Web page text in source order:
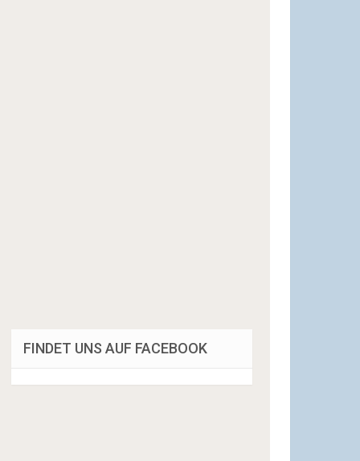
FINDET UNS AUF FACEBOOK